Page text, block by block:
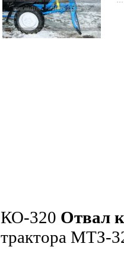
КО-320 Отвал
трактора МТЗ-